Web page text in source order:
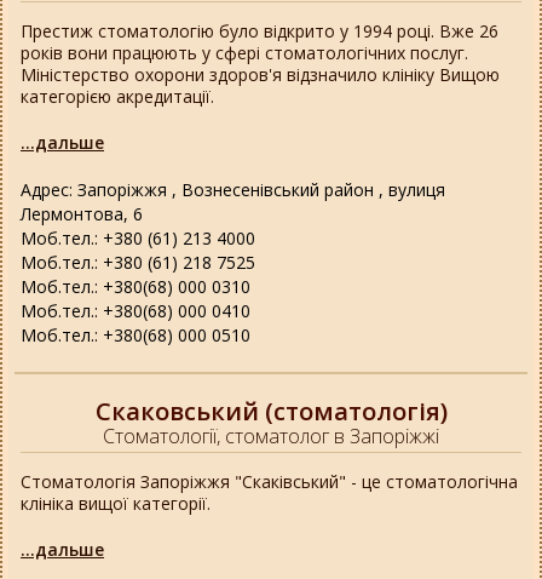
Адрес: Запоріжжя , Вознесенівський район , вулиця
Лермонтова, 6
Моб.тел.: +380 (61) 213 4000
Моб.тел.: +380 (61) 218 7525
Моб.тел.: +380(68) 000 0310
Моб.тел.: +380(68) 000 0410
Моб.тел.: +380(68) 000 0510
Престиж стоматологію було відкрито у 1994 році. Вже 26
років вони працюють у сфері стоматологічних послуг.
Міністерство охорони здоров'я відзначило клініку Вищою
категорією акредитації.
...дальше
Скаковський (стоматологія)
Стоматології, стоматолог в Запоріжжі
Стоматологія Запоріжжя "Скаківський" - це стоматологічна
клініка вищої категорії.
...дальше